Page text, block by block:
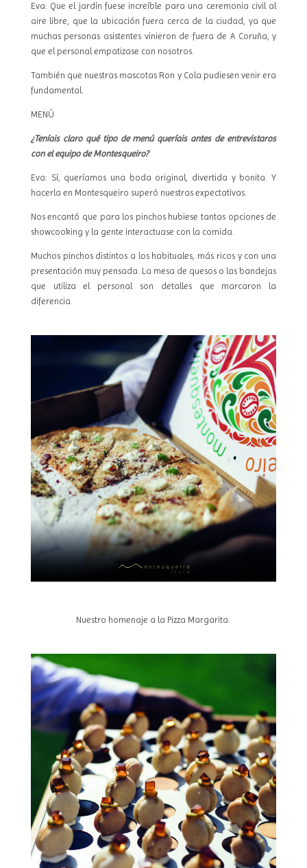
Eva: Que el jardín fuese increíble para una ceremonia civil al
aire libre, que la ubicación fuera cerca de la ciudad, ya que
muchas personas asistentes vinieron de fuera de A Coruña, y
que el personal empatizase con nosotros.
También que nuestras mascotas Ron y Cola pudiesen venir era
fundamental.
MENÚ
¿Teníais claro qué tipo de menú queríais antes de entrevistaros
con el equipo de Montesqueiro?
Eva: Sí, queríamos una boda original, divertida y bonita. Y
hacerla en Montesqueiro superó nuestras expectativas.
Nos encantó que para los pinchos hubiese tantas opciones de
showcooking y la gente interactuase con la comida.
Muchos pinchos distintos a los habituales, más ricos y con una
presentación muy pensada. La mesa de quesos o las bandejas
que utiliza el personal son detalles que marcaron la
diferencia.
Nuestro homenaje a la Pizza Margarita.